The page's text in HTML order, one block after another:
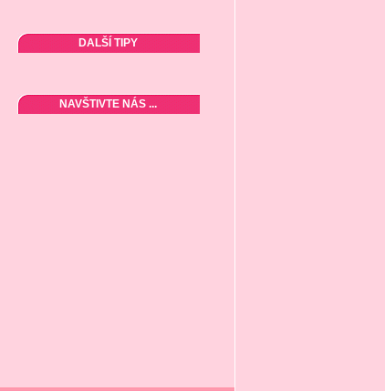
DALŠÍ TIPY
NAVŠTIVTE NÁS ...